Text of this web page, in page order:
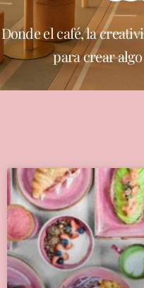
Donde el café, la
para crear